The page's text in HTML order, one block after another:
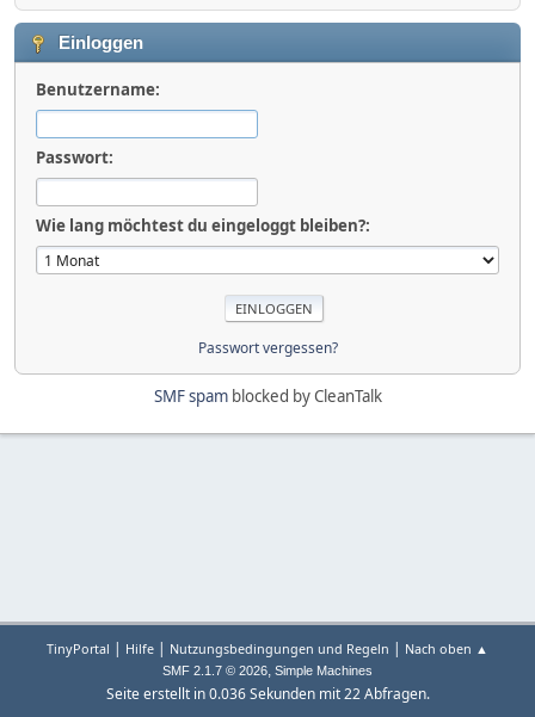
Einloggen
Benutzername:
Passwort:
Wie lang möchtest du eingeloggt bleiben?:
Passwort vergessen?
SMF spamblocked by CleanTalk
TinyPortal | Hilfe | Nutzungsbedingungen und Regeln | Nach oben ▲
SMF 2.1.7 © 2026, Simple Machines
Seite erstellt in 0.036 Sekunden mit 22 Abfragen.